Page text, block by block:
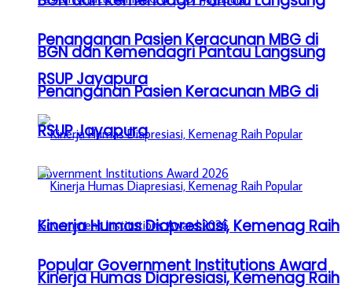
Penanganan Pasien Keracunan MBG di
RSUP Jayapura
Kinerja Humas Diapresiasi, Kemenag Raih
Popular Government Institutions Award
BGN dan Kemendagri Pantau Langsung
Penanganan Pasien Keracunan MBG di
RSUP Jayapura
Kinerja Humas Diapresiasi, Kemenag Raih